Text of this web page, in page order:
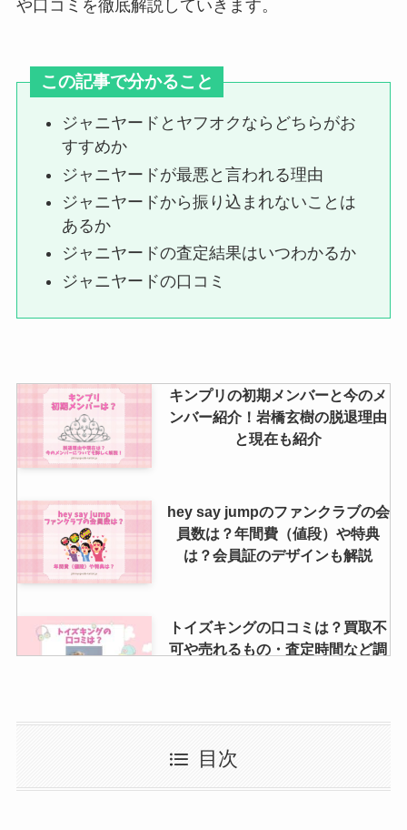
ジャニーズグッズ買取店舗大阪
編！どこがいい？まんだらけや駿
猪狩蒼弥に同期はいない？入所日
はどっちで何年目？大学や年齢も
美少年のメンカラの2024年最新
は？メンバーカラーが変更した？
中間淳太は金持ち？実家の写真は
豪邸？住所や豪邸写真ある？金持
や口コミを徹底解説していきます。
この記事で分かること
ジャニヤードとヤフオクならどちらがお
すすめか
ジャニヤードが最悪と言われる理由
ジャニヤードから振り込まれないことは
あるか
ジャニヤードの査定結果はいつわかるか
ジャニヤードの口コミ
キンプリの初期メンバーと今のメ
ンバー紹介！岩橋玄樹の脱退理由
と現在も紹介
hey say jumpのファンクラブの会
員数は？年間費（値段）や特典
は？会員証のデザインも解説
トイズキングの口コミは？買取不
可や売れるもの・査定時間など調
数はどのくらい？ランキング
TOP20に入ったグループは？
目次